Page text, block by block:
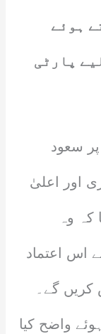
ہوئے
پارٹی
سعود
اور اعلیٰ
کہ وہ
اس اعتماد
کریں گے۔
واضح کیا